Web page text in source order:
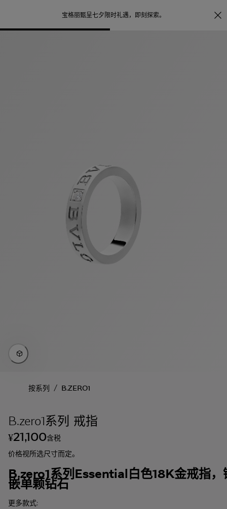
宝格丽甄呈七夕限时礼遇， 即刻探索。
按系列 / B.ZERO1
B.zero1系列 戒指
¥21,100含税
价格视所选尺寸而定。
B.zero1系列Essential白色18K金戒指，
嵌单颗钻石
更多款式: